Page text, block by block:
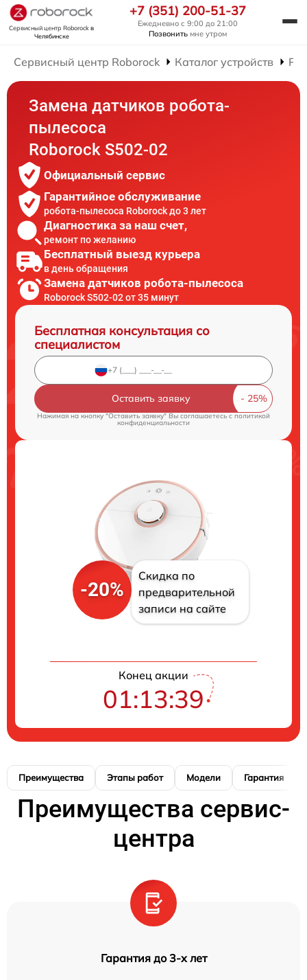
Сервисный центр Roborockв
Челябинске
+7 (351) 200-51-37
Ежедневно с 9:00 до 21:00
Позвонить мне утром
Сервисный центр Roborock Каталог устройств
Замена датчиков робота-
пылесоса
Roborock S502-02
Официальный сервис
Гарантийное обслуживание
робота-пылесоса Roborock до 3 лет
Диагностика за наш счет,
ремонт по желанию
Бесплатный выезд курьера
в день обращения
Замена датчиков робота-пылесоса
Roborock S502-02 от 35 минут
Бесплатная консультация со
специалистом
Оставить заявку
Нажимая на кнопку "Оставить заявку" Вы соглашаетесь cполитикой
конфиденциальности
-20%
Скидка по
предварительной
записи на сайте
Конец акции
01:13:38
Преимущества Этапы работ Модели Гарантия
Преимущества сервис-
центра
Гарантия до 3-х лет